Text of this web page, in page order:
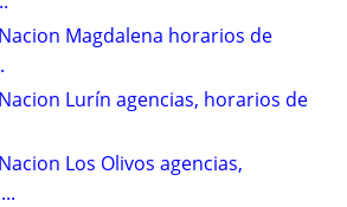
Magdalena horarios de
Lurín agencias, horarios de
Los Olivos agencias,